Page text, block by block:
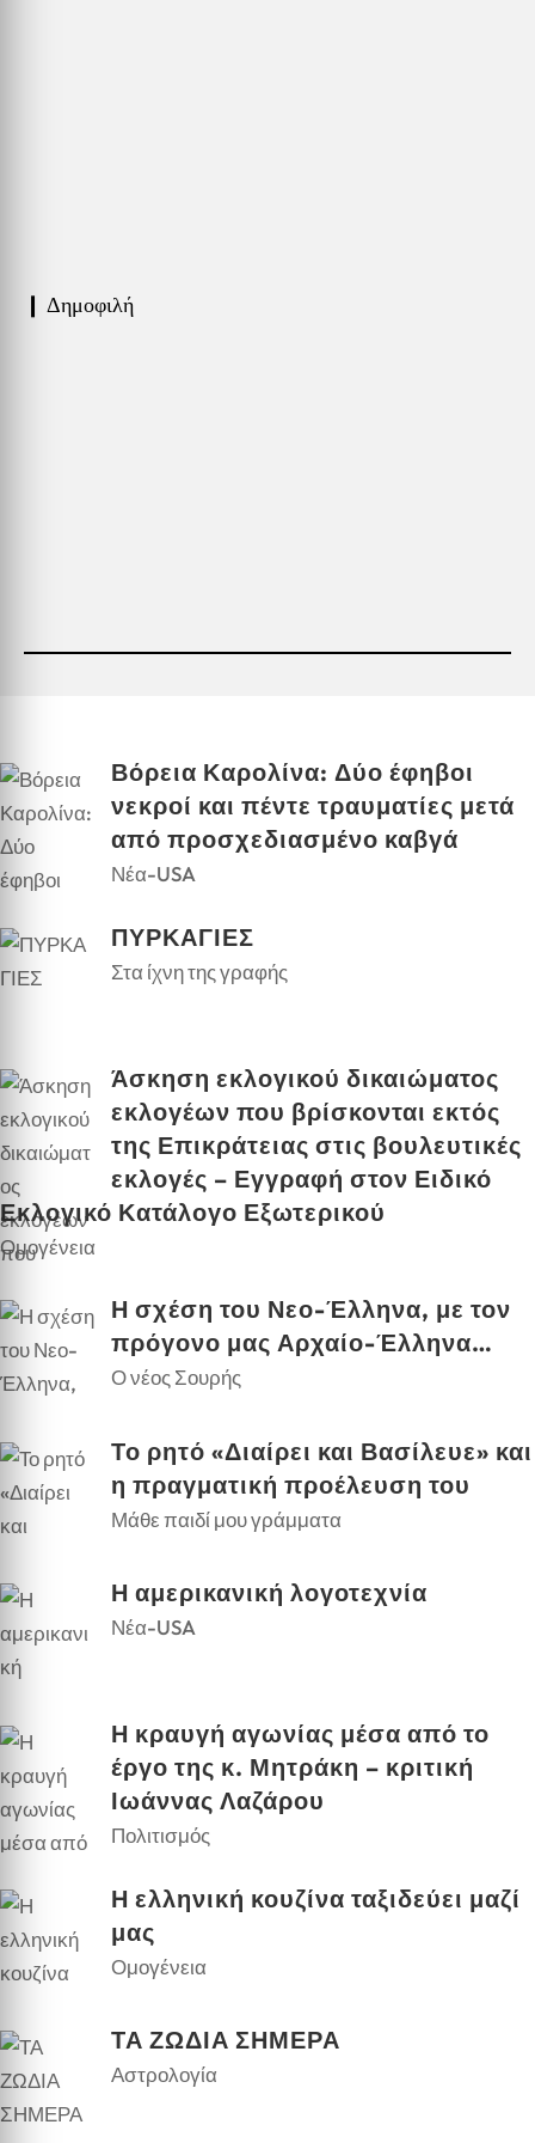
❙ Δημοφιλή
Βόρεια Καρολίνα: Δύο έφηβοι
νεκροί και πέντε τραυματίες μετά
από προσχεδιασμένο καβγά
Νέα-USA
ΠΥΡΚΑΓΙΕΣ
Στα ίχνη της γραφής
Άσκηση εκλογικού δικαιώματος
εκλογέων που βρίσκονται εκτός
της Επικράτειας στις βουλευτικές
εκλογές – Εγγραφή στον Ειδικό
Εκλογικό Κατάλογο Εξωτερικού
Ομογένεια
Η σχέση του Νεο-Έλληνα, με τον
πρόγονο μας Αρχαίο-Έλληνα…
Ο νέος Σουρής
Το ρητό «Διαίρει και Βασίλευε» και
η πραγματική προέλευση του
Μάθε παιδί μου γράμματα
Η αμερικανική λογοτεχνία
Νέα-USA
Η κραυγή αγωνίας μέσα από το
έργο της κ. Μητράκη – κριτική
Ιωάννας Λαζάρου
Πολιτισμός
Η ελληνική κουζίνα ταξιδεύει μαζί
μας
Ομογένεια
ΤΑ ΖΩΔΙΑ ΣΗΜΕΡΑ
Αστρολογία